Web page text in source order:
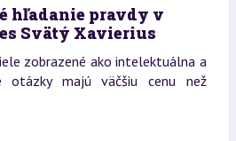
hľadanie pravdy v
Svätý Xavierius
zobrazené ako intelektuálna a
otázky majú väčšiu cenu než